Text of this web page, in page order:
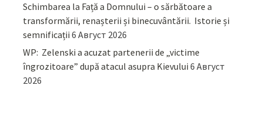
Schimbarea la Față a Domnului – o sărbătoare a
transformării, renașterii și binecuvântării. Istorie și
semnificații 6 Август 2026
WP: Zelenski a acuzat partenerii de „victime
îngrozitoare” după atacul asupra Kievului 6 Август
2026